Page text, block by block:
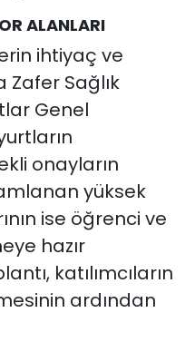
ALANLARI
ihtiyaç ve
Sağlık
Genel
onayların
yüksek
ise öğrenci ve
hazır
katılımcıların
ardından